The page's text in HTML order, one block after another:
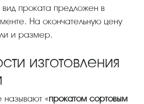
вид проката предложен в
На окончательную цену
и размер.
изготовления
называют «прокатом сортовым